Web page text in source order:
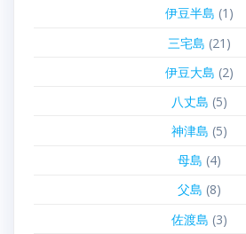
伊豆半島 (1)
三宅島 (21)
伊豆大島 (2)
八丈島 (5)
神津島 (5)
母島 (4)
父島 (8)
佐渡島 (3)